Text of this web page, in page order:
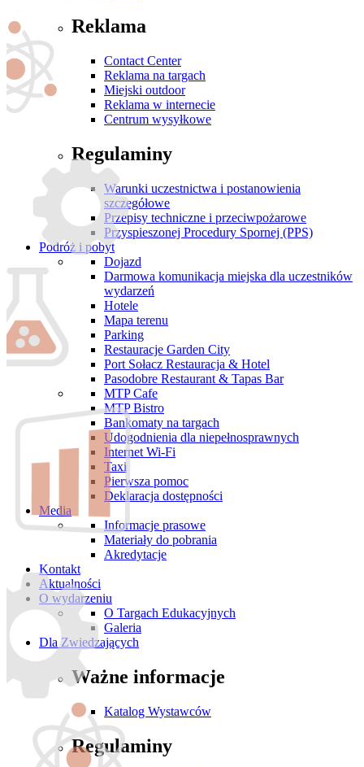
Reklama
Contact Center
Reklama na targach
Miejski outdoor
Reklama w internecie
Centrum wysyłkowe
Regulaminy
Warunki uczestnictwa i postanowienia
szczegółowe
Przepisy techniczne i przeciwpożarowe
Przyspieszonej Procedury Spornej (PPS)
Podróż i pobyt
Dojazd
Darmowa komunikacja miejska dla uczestników
wydarzeń
Hotele
Mapa terenu
Parking
Restauracje Garden City
Port Sołacz Restauracja & Hotel
Pasodobre Restaurant & Tapas Bar
MTP Cafe
MTP Bistro
Bankomaty na targach
Udogodnienia dla niepełnosprawnych
Internet Wi-Fi
Taxi
Pierwsza pomoc
Deklaracja dostępności
Media
Informacje prasowe
Materiały do pobrania
Akredytacje
Kontakt
Aktualności
O wydarzeniu
O Targach Edukacyjnych
Galeria
Dla Zwiedzających
Ważne informacje
Katalog Wystawców
Regulaminy